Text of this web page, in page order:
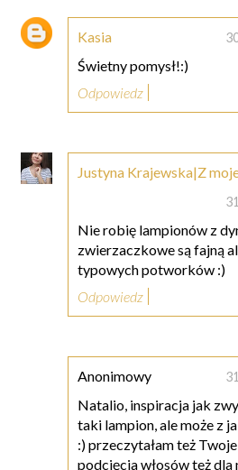
Kasia
Świetny pomysł!:)
Odpowiedz
Justyna Krajewska|Z
Nie robię lampionów z
zwierzaczkowe są fajną
typowych potworków :)
Odpowiedz
Anonimowy
Natalio, inspiracja jak
taki lampion, ale może z
:) przeczytałam też
podcięcia włosów też dla